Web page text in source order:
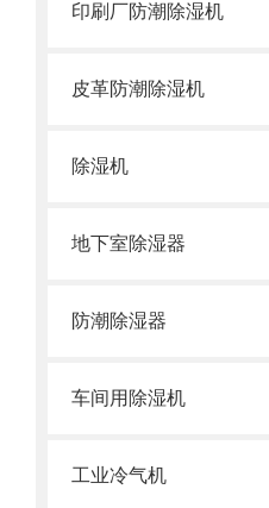
印刷厂防潮除湿机
皮革防潮除湿机
除湿机
地下室除湿器
防潮除湿器
车间用除湿机
工业冷气机